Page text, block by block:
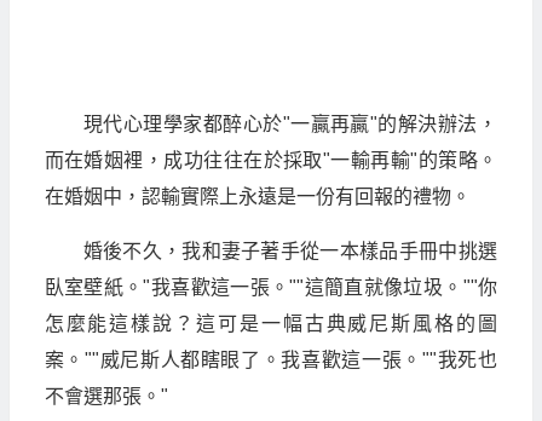
現代心理學家都醉心於"一贏再贏"的解決辦法，
而在婚姻裡，成功往往在於採取"一輸再輸"的策略。
在婚姻中，認輸實際上永遠是一份有回報的禮物。
婚後不久，我和妻子著手從一本樣品手冊中挑選
臥室壁紙。"我喜歡這一張。""這簡直就像垃圾。""你
怎麼能這樣說？這可是一幅古典威尼斯風格的圖
案。""威尼斯人都瞎眼了。我喜歡這一張。""我死也
不會選那張。"